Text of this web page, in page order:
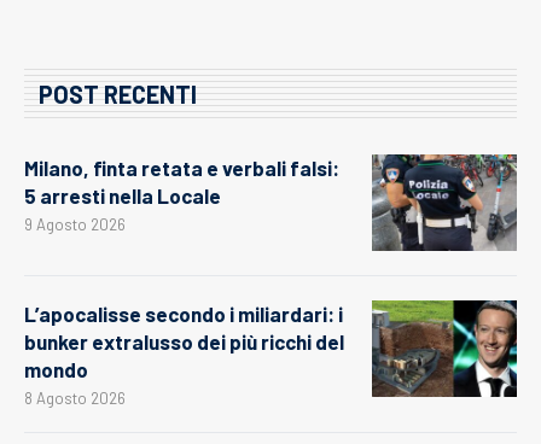
POST RECENTI
Milano, finta retata e verbali falsi:
5 arresti nella Locale
9 Agosto 2026
L’apocalisse secondo i miliardari: i
bunker extralusso dei più ricchi del
mondo
8 Agosto 2026